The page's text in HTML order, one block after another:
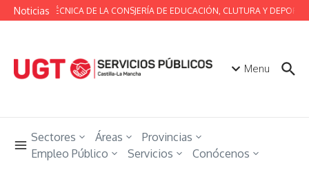
Saltar al contenido
Noticias
MESA TÉCNICA DE LA CONSJERÍA DE EDUCACIÓN, CLUTURA Y
Menu
Sectores Áreas
Provincias
Empleo Público
Servicios Conócenos